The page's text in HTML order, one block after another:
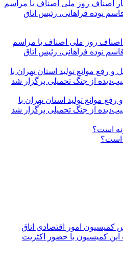
اصناف روز ملی اصناف یا مراسم
نوده فراهانی، رئیس اتاق
موانع تولید استان تهران با
از جنگ تحمیلی برگزار شد
است؟